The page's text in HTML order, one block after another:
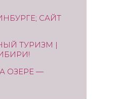
САЙТ
ТУРИЗМ |
ОЗЕРЕ —